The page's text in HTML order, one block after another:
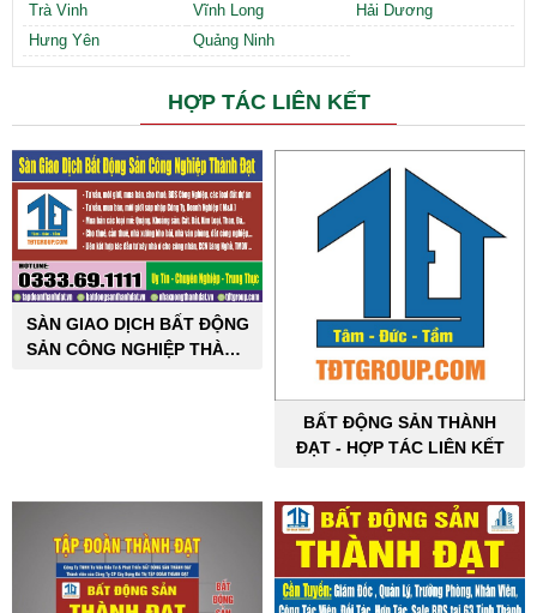
Trà Vinh
Vĩnh Long
Hải Dương
Hưng Yên
Quảng Ninh
HỢP TÁC LIÊN KẾT
SÀN GIAO DỊCH BẤT ĐỘNG
SẢN CÔNG NGHIỆP THÀNH
BẤT ĐỘNG SẢN THÀNH
ĐẠT - HỢP TÁC LIÊN KẾT